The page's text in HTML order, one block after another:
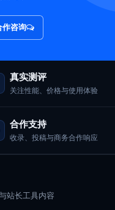
作咨询
真实测评
关注性能、价格与使用体验
合作支持
收录、投稿与商务合作响应
站长工具内容